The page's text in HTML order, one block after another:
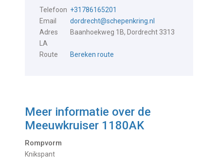
Telefoon +31786165201
Email
dordrecht@schepenkring.nl
Adres
Baanhoekweg 1B, Dordrecht 3313
LA
Route
Bereken route
Meer informatie over de
Meeuwkruiser 1180AK
Rompvorm
Knikspant